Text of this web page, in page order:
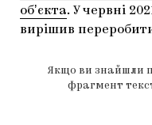
обʼєкта. У червні
вирішив
Якщо ви знайшли
фрагмент